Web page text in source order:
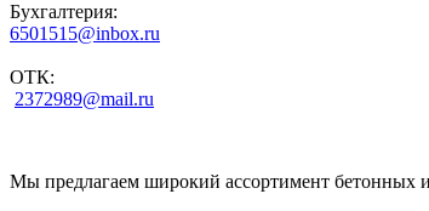
Бухгалтерия:
6501515@inbox.ru
ОТК:
2372989@mail.ru
Мы предлагаем широкий ассортимент бетонных